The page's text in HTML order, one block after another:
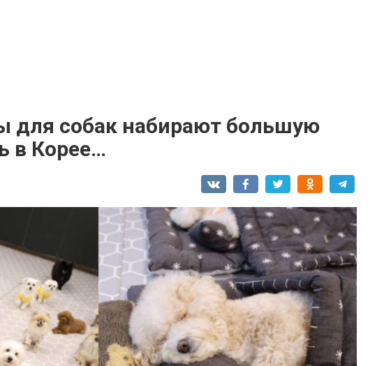
для собак набирают большую
в Корее…